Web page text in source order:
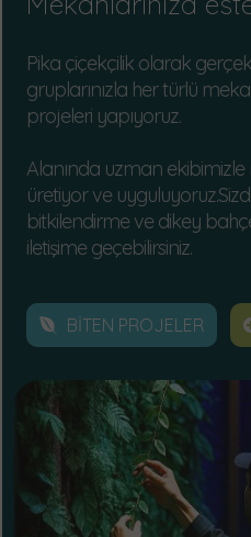
Pika çiçekçilik olarak
gruplarınızla her türlü
projeleri yapıyoruz.
Alanında uzman ekibimizle
üretiyor ve
bitkilendirme ve dikey
iletişime geçebilirsiniz.
BİTEN PROJELER